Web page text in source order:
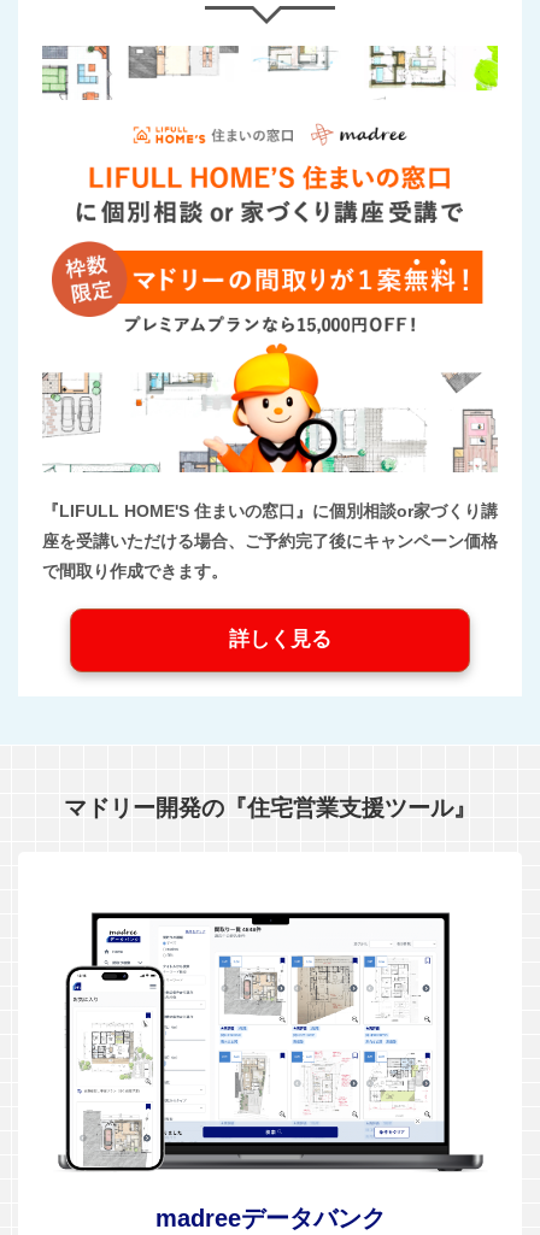
『LIFULL HOME'S 住まいの窓口』に個別相談or家づくり講
座を受講いただける場合、ご予約完了後にキャンペーン価格
で間取り作成できます。
詳しく見る
マドリー開発の『住宅営業支援ツール』
madreeデータバンク